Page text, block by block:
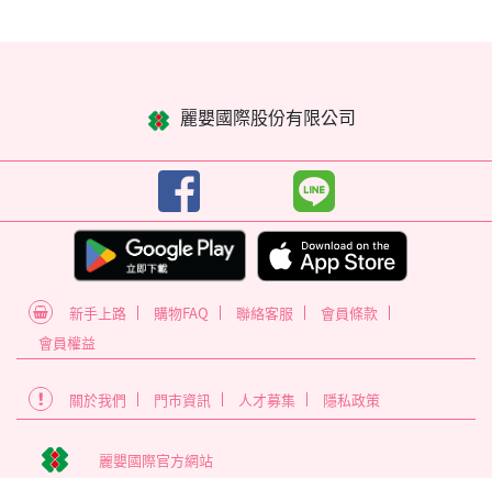
麗嬰國際股份有限公司
新手上路 購物FAQ 聯絡客服
會員條款
會員權益
關於我們 門市資訊 人才募集 隱私政策
麗嬰國際官方網站